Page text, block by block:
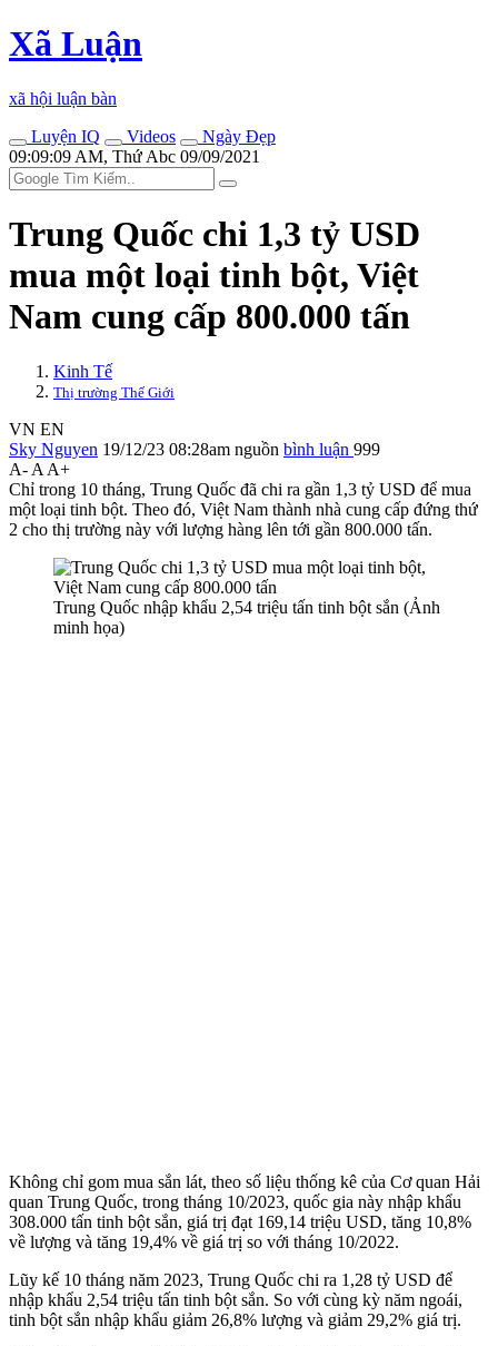
Xã Luận
xã hội luận bàn
Luyện IQ
Videos
Ngày Đẹp
09:09:09 AM, Thứ Abc 09/09/2021
Trung Quốc chi 1,3 tỷ USD
mua một loại tinh bột, Việt
Nam cung cấp 800.000 tấn
Kinh Tế
Thị trường Thế Giới
VN EN
Sky Nguyen 19/12/23 08:28am nguồn bình luận 999
A- A A+
Chỉ trong 10 tháng, Trung Quốc đã chi ra gần 1,3 tỷ USD để mua
một loại tinh bột. Theo đó, Việt Nam thành nhà cung cấp đứng thứ
2 cho thị trường này với lượng hàng lên tới gần 800.000 tấn.
Trung Quốc nhập khẩu 2,54 triệu tấn tinh bột sắn (Ảnh
minh họa)
Không chỉ gom mua sắn lát, theo số liệu thống kê của Cơ quan Hải
quan Trung Quốc, trong tháng 10/2023, quốc gia này nhập khẩu
308.000 tấn tinh bột sắn, giá trị đạt 169,14 triệu USD, tăng 10,8%
về lượng và tăng 19,4% về giá trị so với tháng 10/2022.
Lũy kế 10 tháng năm 2023, Trung Quốc chi ra 1,28 tỷ USD để
nhập khẩu 2,54 triệu tấn tinh bột sắn. So với cùng kỳ năm ngoái,
tinh bột sắn nhập khẩu giảm 26,8% lượng và giảm 29,2% giá trị.